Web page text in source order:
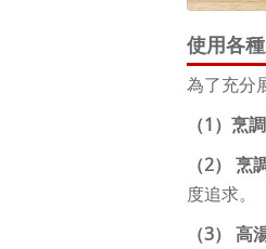
使用各
為了充分
（1）烹
（2） 烹
度追求。
（3） 高